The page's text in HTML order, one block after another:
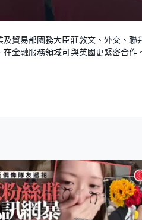
貿易部國務大臣莊敦文、外交、聯
金融服務領域可與英國更緊密合作